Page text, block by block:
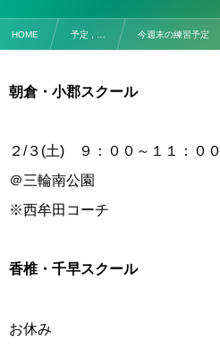
HOME 予定 , … 今週末の練習予定
朝倉・小郡スクール
２/３(土) ９：００～１１：００
＠三輪南公園
※西牟田コーチ
香椎・千早スクール
お休み